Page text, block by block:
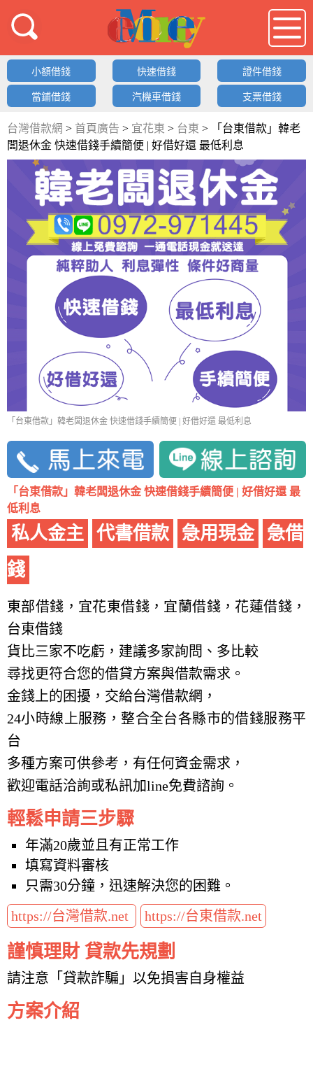
借錢LOGO
小額借錢 快速借錢 證件借錢
當鋪借錢 汽機車借錢 支票借錢
台灣借款網 > 首頁廣告 > 宜花東 > 台東 >
「台東借款」韓老
闆退休金 快速借錢手續簡便 | 好借好還 最低利息
「台東借款」韓老闆退休金 快速借錢手續簡便 | 好借好還 最低利息
「台東借款」韓老闆退休金 快速借錢手續簡便 | 好借好還 最
低利息
私人金主 代書借款 急用現金
急借
錢
東部借錢，宜花東借錢，宜蘭借錢，花蓮借錢，
台東借錢
貨比三家不吃虧，建議多家詢問、多比較
尋找更符合您的借貸方案與借款需求。
金錢上的困擾，交給台灣借款網，
24小時線上服務，整合全台各縣市的借錢服務平
台
多種方案可供參考，有任何資金需求，
歡迎電話洽詢或私訊加line免費諮詢。
輕鬆申請三步驟
年滿20歲並且有正常工作
填寫資料審核
只需30分鐘，迅速解決您的困難。
https://台灣借款.net
https://台東借款.net
謹慎理財 貸款先規劃
請注意「貸款詐騙」以免損害自身權益
方案介紹